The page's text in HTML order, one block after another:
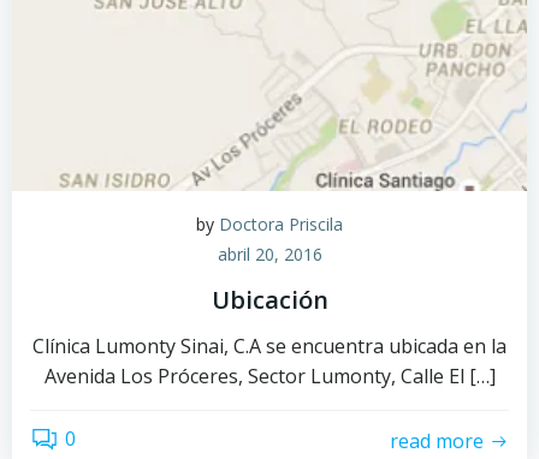
by Doctora Priscila
abril 20, 2016
Ubicación
Clínica Lumonty Sinai, C.A se encuentra ubicada en la
Avenida Los Próceres, Sector Lumonty, Calle El […]
0 read more